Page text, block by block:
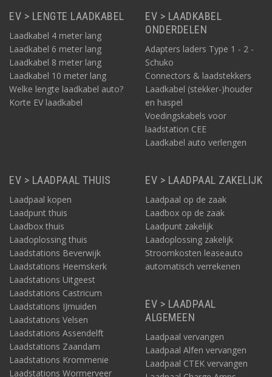
EV > LENGTE LAADKABEL
Laadkabel 4 meter lang
Laadkabel 6 meter lang
Laadkabel 8 meter lang
Laadkabel 10 meter lang
Welke lengte laadkabel auto?
Korte EV laadkabel
EV > LAADKABEL
ONDERDELEN
Adapters laders Type 1 - 2 -
Schuko
Connectors & laadstekkers
Laadkabel (stekker-)houder
en haspel
Voedingskabels voor
laadstation CEE
Laadkabel auto verlengen
EV > LAADPAAL THUIS
Laadpaal kopen
Laadpunt thuis
Laadbox thuis
Laadoplossing thuis
Laadstations Beverwijk
Laadstations Heemskerk
Laadstations Uitgeest
Laadstations Castricum
Laadstations IJmuiden
Laadstations Velsen
Laadstations Assendelft
Laadstations Zaandam
Laadstations Krommenie
Laadstations Wormerveer
EV > LAADPAAL ZAKELIJK
Laadpaal op de zaak
Laadbox op de zaak
Laadpunt zakelijk
Laadoplossing zakelijk
Stroomkosten leaseauto
automatisch verrekenen
EV > LAADPAAL
ALGEMEEN
Laadpaal vervangen
Laadpaal Alfen vervangen
Laadpaal CTEK vervangen